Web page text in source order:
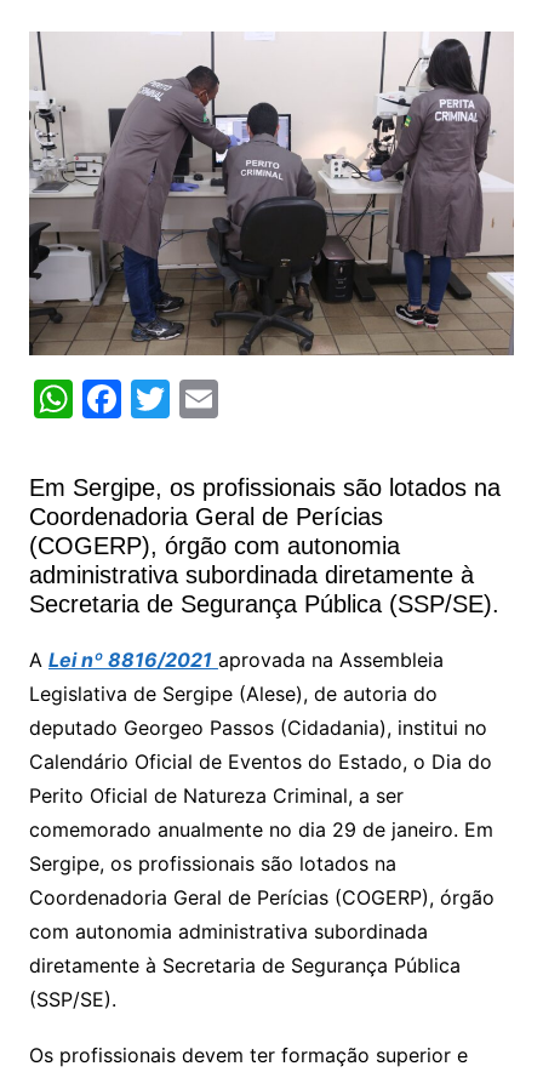
W
at
s
A
p
F
c
e
b
o
k
T
itt
er
E
ai
l
Em Sergipe, os profissionais são lotados na
Coordenadoria Geral de Perícias
(COGERP), órgão com autonomia
administrativa subordinada diretamente à
Secretaria de Segurança Pública (SSP/SE).
A Lei nº 8816/2021 aprovada na Assembleia
Legislativa de Sergipe (Alese), de autoria do
deputado Georgeo Passos (Cidadania), institui no
Calendário Oficial de Eventos do Estado, o Dia do
Perito Oficial de Natureza Criminal, a ser
comemorado anualmente no dia 29 de janeiro. Em
Sergipe, os profissionais são lotados na
Coordenadoria Geral de Perícias (COGERP), órgão
com autonomia administrativa subordinada
diretamente à Secretaria de Segurança Pública
(SSP/SE).
Os profissionais devem ter formação superior e